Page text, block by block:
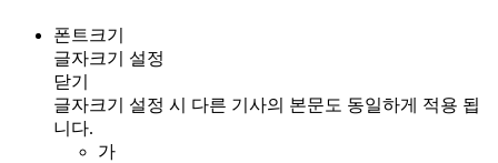
폰트크기
글자크기 설정
닫기
글자크기 설정 시 다른 기사의 본문도 동일하게 적용 됩
니다.
가